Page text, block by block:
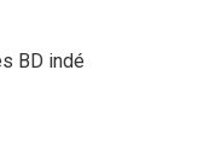
BD indé